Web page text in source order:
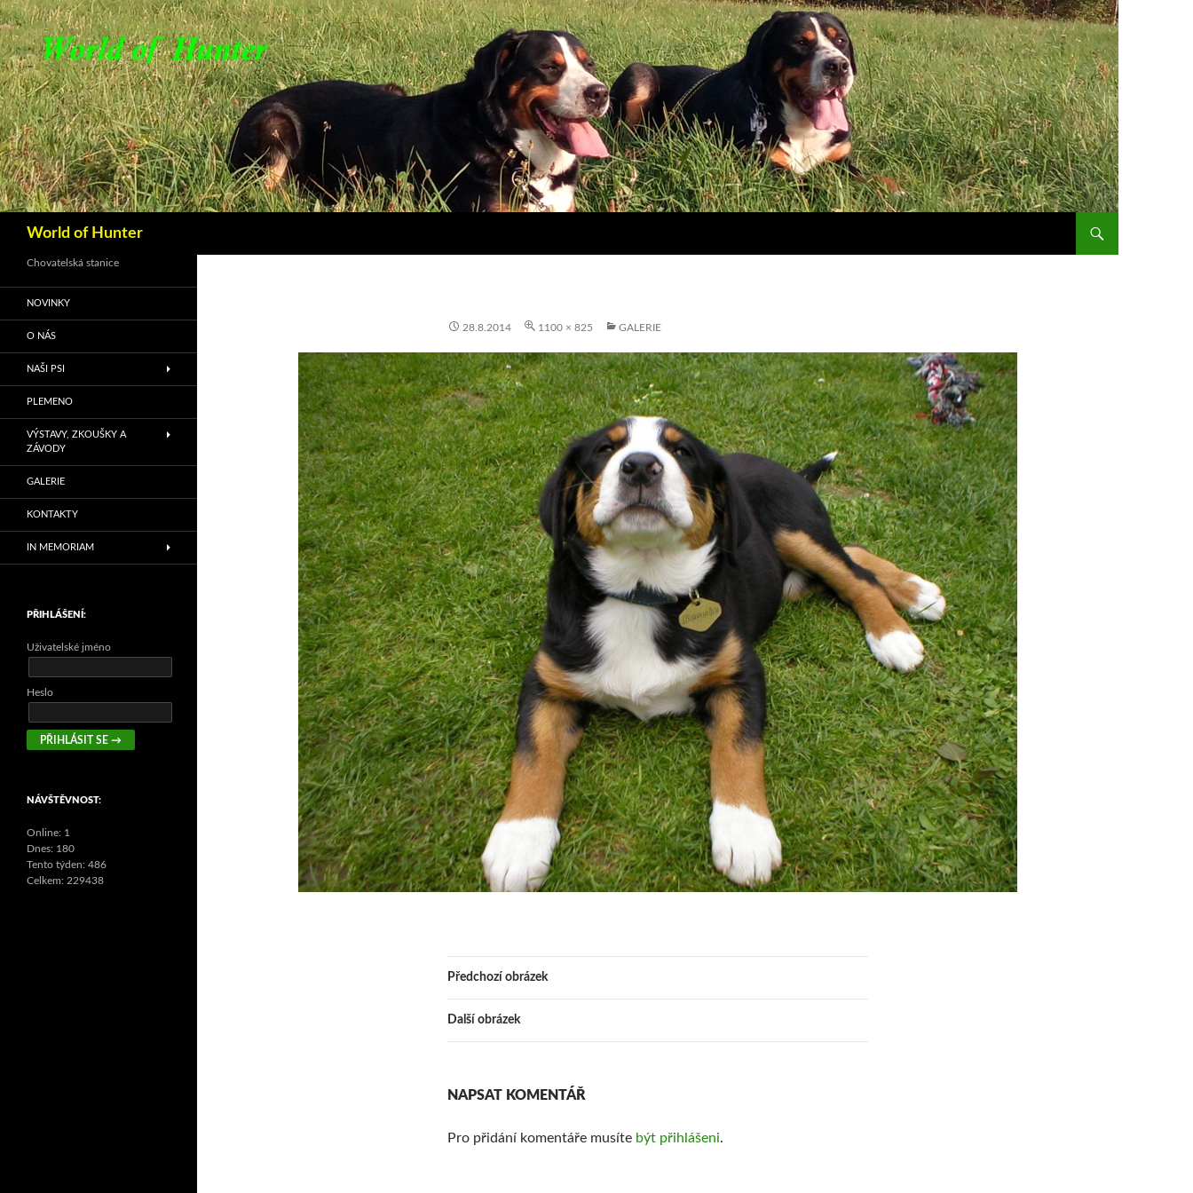
World of Hunter
28.8.2014 1100 × 825 GALERIE
Předchozí obrázek
Další obrázek
NAPSAT KOMENTÁŘ
Pro přidání komentáře musíte být přihlášeni.
Chovatelská stanice
NOVINKY
O NÁS
NAŠI PSI
PLEMENO
VÝSTAVY, ZKOUŠKY A
ZÁVODY
GALERIE
KONTAKTY
IN MEMORIAM
PŘIHLÁŠENÍ:
Uživatelské jméno
Heslo
NÁVŠTĚVNOST:
Online: 1
Dnes: 180
Tento týden: 486
Celkem: 229438